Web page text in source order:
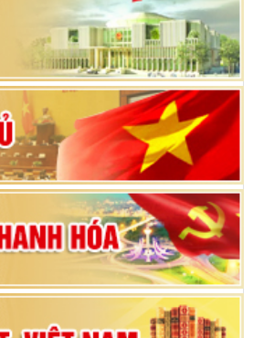
quy trình bỏ phiếu bầu cử ĐBQH
và đại biểu HĐND các cấp nhiệm kỳ
Quốc hội Việt Nam: vì lợi ích Nhân dân,
triển của đất nước
trị duyệt nội dung Đại hội đại biểu
tỉnh Thanh Hóa lần thứ XX, nhiệm kỳ
biểu Đảng bộ xã Yên Thọ lần thứ I,
2025 – 2030
bộ xã Yên Ninh lần thứ nhất,